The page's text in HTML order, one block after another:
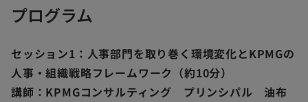
プログラム
セッション1：人事部門を取り巻く環境変化とKPMGの
人事・組織戦略フレームワーク（約10分）
講師：KPMGコンサルティング プリンシパル 油布